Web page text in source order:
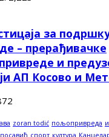
за подршку
– прерађивачке
и
АП Косово и
zoran todić пољопривреда